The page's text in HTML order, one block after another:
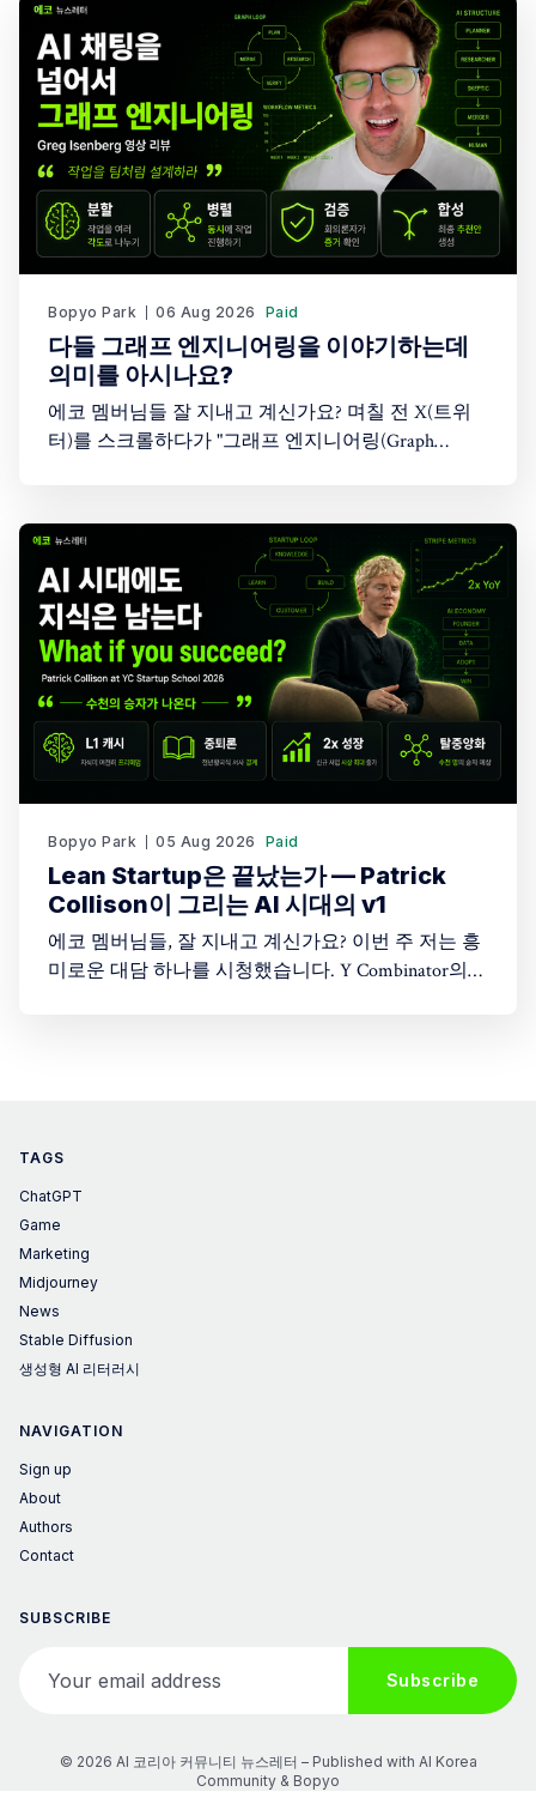
Bopyo Park 06 Aug 2026 Paid
다들 그래프 엔지니어링을 이야기하는데
의미를 아시나요?
에코 멤버님들 잘 지내고 계신가요? 며칠 전 X(트위
터)를 스크롤하다가 "그래프 엔지니어링(Graph
다. 솔직히 저도 이 개념이 정확히 뭔지 몰랐습니다.
그래서 이 주제를 다룬 Greg Isenberg의 유튜브 영상
을 찾아봤고, 26분짜리 영상을 보면서
Bopyo Park 05 Aug 2026 Paid
Lean Startup은 끝났는가 — Patrick
Collison이 그리는 AI 시대의 v1
에코 멤버님들, 잘 지내고 계신가요? 이번 주 저는 흥
미로운 대담 하나를 시청했습니다. Y Combinator의
TAGS
ChatGPT
Game
Marketing
Midjourney
News
Stable Diffusion
생성형 AI 리터러시
NAVIGATION
Sign up
About
Authors
Contact
SUBSCRIBE
Subscribe
© 2026 AI 코리아 커뮤니티 뉴스레터 – Published with AI Korea
Community & Bopyo